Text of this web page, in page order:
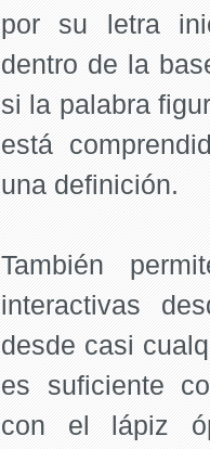
por su letra
dentro de la
si la palabra
está
una definición.
También
interactivas
desde casi
es suficiente
con el lápiz